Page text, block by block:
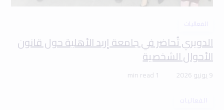
الفعاليات
الدويري تُحاضر في جامعة إربد الأهلية حول قانون
الأحوال الشخصية
9 يونيو 2026 1 min read
الفعاليات